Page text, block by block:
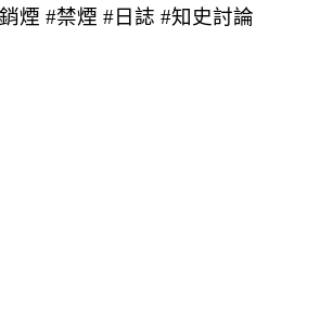
煙 #禁煙 #日誌 #知史討論